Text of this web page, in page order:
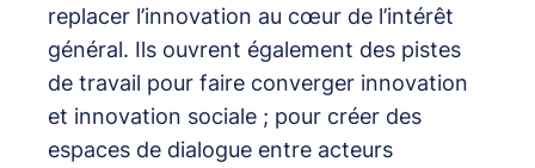
replacer l’innovation au cœur de l’intérêt
général. Ils ouvrent également des pistes
de travail pour faire converger innovation
et innovation sociale ; pour créer des
espaces de dialogue entre acteurs